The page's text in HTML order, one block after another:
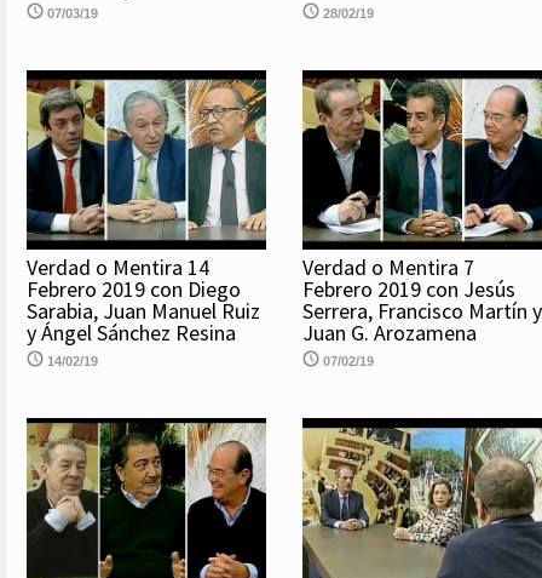
07/03/19 28/02/19
Verdad o Mentira 14
Febrero 2019 con Diego
Sarabia, Juan Manuel Ruiz
y Ángel Sánchez Resina
14/02/19
Verdad o Mentira 7
Febrero 2019 con Jesús
Serrera, Francisco Martín y
Juan G. Arozamena
07/02/19